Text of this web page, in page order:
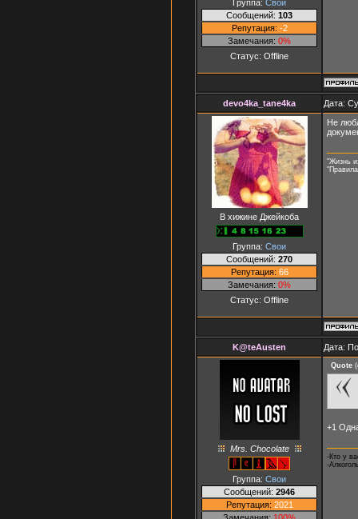
Группа: Свои
Сообщений: 103
Репутация: -2
Замечания: 0%
Статус: Offline
devo4ka_tane4ka Дата:
В хижине Джейкоба
Группа: Свои
Сообщений: 270
Репутация: 66
Замечания: 0%
Статус: Offline
Не
"Жизнь
K@teAusten Дата:
Mrs. Chocolate
Группа: Свои
Сообщений: 2946
Репутация: 2021
Quote (
+1
-Кто у
-